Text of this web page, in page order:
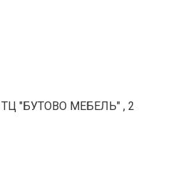
ТЦ "БУТОВО МЕБЕЛЬ" , 2